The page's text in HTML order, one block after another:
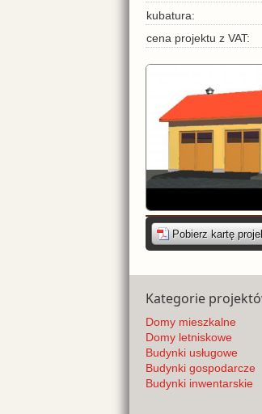
kubatura:
cena projektu z VAT:
Pobierz kartę
Kategorie
Domy mieszkalne
Domy letniskowe
Budynki usługowe
Budynki gospodarcze
Budynki inwentarskie